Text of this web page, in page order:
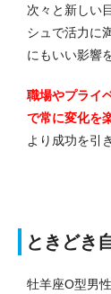
次々と新しい
シュで活力に
にもいい影響
職場やプライ
で常に変化を
より成功を引
ときどき
牡羊座O型男